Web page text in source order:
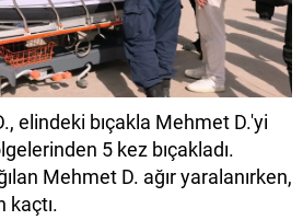
elindeki bıçakla Mehmet D.'yi
5 kez bıçakladı.
Mehmet D. ağır yaralanırken,
kaçtı.